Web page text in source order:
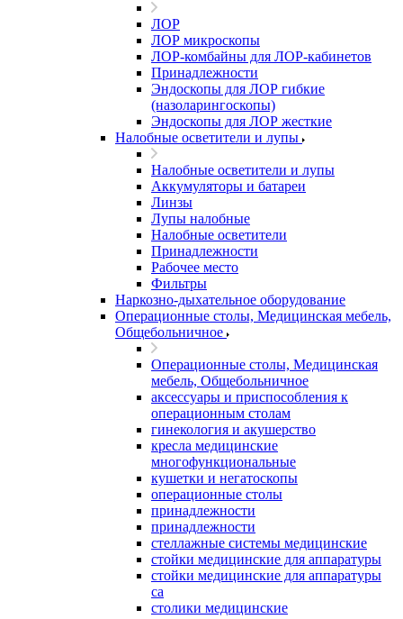
ЛОР
ЛОР микроскопы
ЛОР-комбайны для ЛОР-кабинетов
Принадлежности
Эндоскопы для ЛОР гибкие
(назоларингоскопы)
Эндоскопы для ЛОР жесткие
Налобные осветители и лупы
Налобные осветители и лупы
Аккумуляторы и батареи
Линзы
Лупы налобные
Налобные осветители
Принадлежности
Рабочее место
Фильтры
Наркозно-дыхательное оборудование
Операционные столы, Медицинская мебель,
Общебольничное
Операционные столы, Медицинская
мебель, Общебольничное
аксессуары и приспособления к
операционным столам
гинекология и акушерство
кресла медицинские
многофункциональные
кушетки и негатоскопы
операционные столы
принадлежности
принадлежности
стеллажные системы медицинские
стойки медицинские для аппаратуры
стойки медицинские для аппаратуры
са
столики медицинские